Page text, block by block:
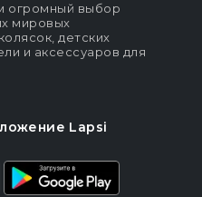
огромный выбор
мировых
детских
и аксессуаров для
Lapsi